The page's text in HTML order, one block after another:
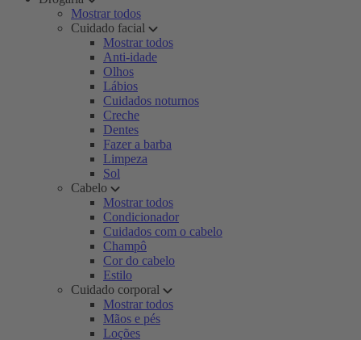
Mostrar todos
Cuidado facial
Mostrar todos
Anti-idade
Olhos
Lábios
Cuidados noturnos
Creche
Dentes
Fazer a barba
Limpeza
Sol
Cabelo
Mostrar todos
Condicionador
Cuidados com o cabelo
Champô
Cor do cabelo
Estilo
Cuidado corporal
Mostrar todos
Mãos e pés
Loções